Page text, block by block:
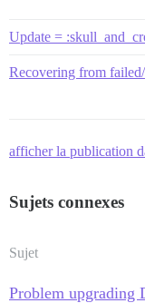
Update =
Recovering from
afficher la publication
Sujets connexes
Sujet
Problem upgrading